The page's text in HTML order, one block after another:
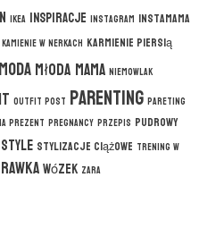
ikea inspiracje instagram instamama
kamienie w nerkach karmienie piersią
modamłoda mama niemowlak
outfit post parenting pareting
prezent pregnancy przepis pudrowy
style stylizacje ciążowe trening w
wózek zara